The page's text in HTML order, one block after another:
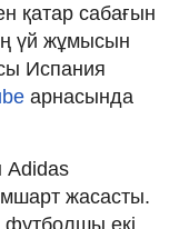
қатар сабағын
үй жұмысын
Испания
арнасында
Adidas
жасасты.
футболшы екі